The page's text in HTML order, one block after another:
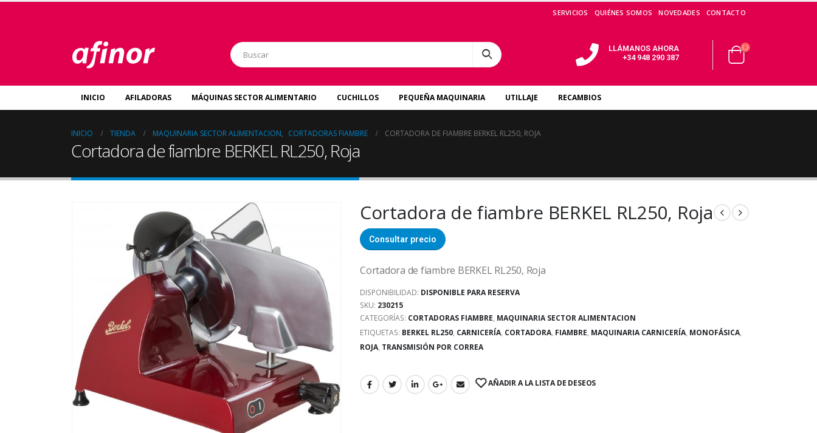
SERVICIOS QUIÉNES SOMOS NOVEDADES CONTACTO
LLÁMANOS AHORA
+34 948 290 387
INICIO AFILADORAS MÁQUINAS SECTOR ALIMENTARIO CUCHILLOS PEQUEÑA MAQUINARIA UTILLAJE RECAMBIOS
INICIO TIENDA MAQUINARIA SECTOR ALIMENTACION, CORTADORAS FIAMBRE CORTADORA DE FIAMBRE BERKEL RL250, ROJA
Cortadora de fiambre BERKEL RL250, Roja
Cortadora de fiambre BERKEL RL250, Roja
Consultar precio
Cortadora de fiambre BERKEL RL250, Roja
DISPONIBILIDAD: DISPONIBLE PARA RESERVA
SKU: 230215
CATEGORÍAS: CORTADORAS FIAMBRE, MAQUINARIA SECTOR ALIMENTACION
ETIQUETAS: BERKEL RL250, CARNICERÍA, CORTADORA, FIAMBRE, MAQUINARIA CARNICERÍA, MONOFÁSICA,
ROJA, TRANSMISIÓN POR CORREA
AÑADIR A LA LISTA DE DESEOS